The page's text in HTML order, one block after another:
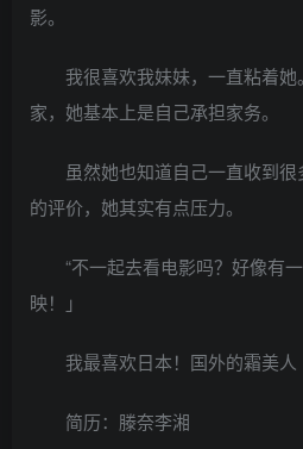
影。
我很喜欢我妹妹，一直粘着她
家，她基本上是自己承担家务。
虽然她也知道自己一直收到很
的评价，她其实有点压力。
“不一起去看电影吗？好像有一
映！」
我最喜欢日本！国外的霜美人
简历：滕奈李湘